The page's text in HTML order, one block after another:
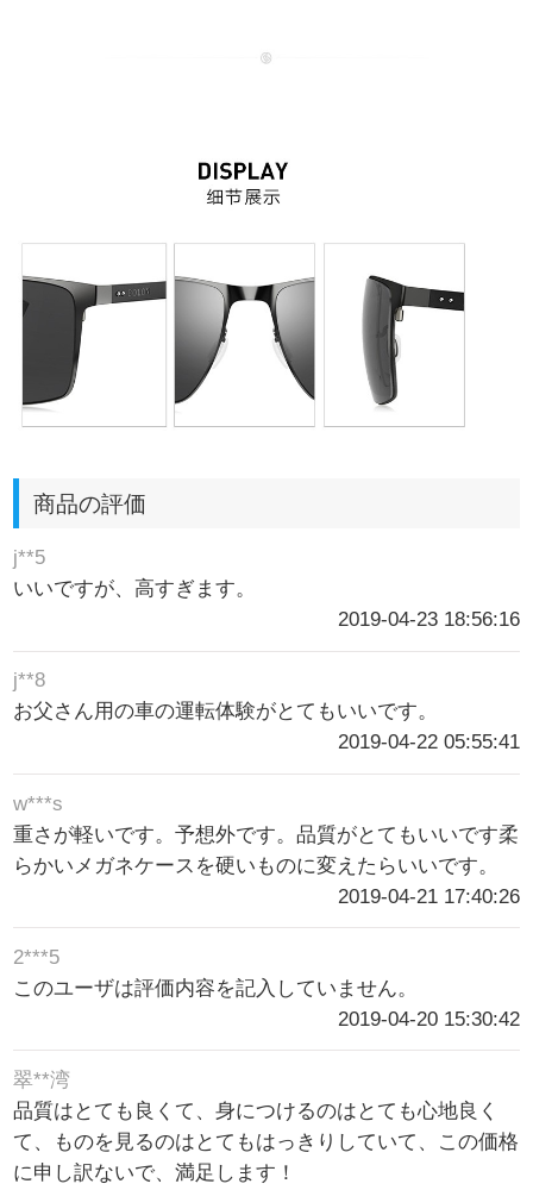
商品の評価
j**5
いいですが、高すぎます。
2019-04-23 18:56:16
j**8
お父さん用の車の運転体験がとてもいいです。
2019-04-22 05:55:41
w***s
重さが軽いです。予想外です。品質がとてもいいです柔
らかいメガネケースを硬いものに変えたらいいです。
2019-04-21 17:40:26
2***5
このユーザは評価内容を記入していません。
2019-04-20 15:30:42
翠**湾
品質はとても良くて、身につけるのはとても心地良く
て、ものを見るのはとてもはっきりしていて、この価格
に申し訳ないで、満足します！